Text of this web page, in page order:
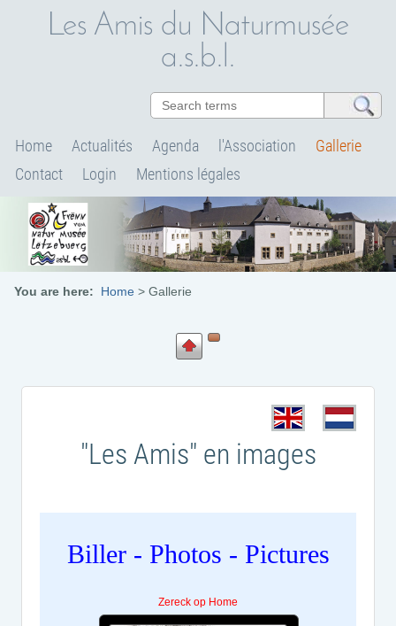
Les Amis du Naturmusée
a.s.b.l.
Home Actualités Agenda l'Association
Gallerie
Contact
Login Mentions légales
You are here: Home > Gallerie
"Les Amis" en images